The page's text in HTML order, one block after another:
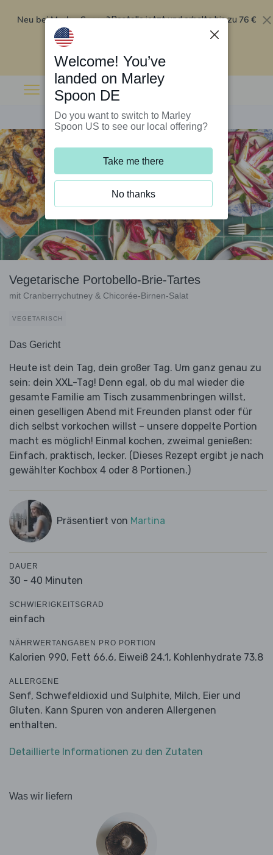
Neu bei Marley Spoon?Bestelle jetzt und erhalte bis zu 76 €
Rabatt auf deine ersten fünf Boxen
Vegetarische Portobello-Brie-Tartes
mit Cranberrychutney & Chicorée-Birnen-Salat
VEGETARISCH
Das Gericht
Heute ist dein Tag, dein großer Tag. Um ganz genau zu
sein: dein XXL-Tag! Denn egal, ob du mal wieder die
gesamte Familie am Tisch zusammenbringen willst,
einen geselligen Abend mit Freunden planst oder für
dich selbst vorkochen willst – unsere doppelte Portion
macht es möglich! Einmal kochen, zweimal genießen:
Einfach, praktisch, lecker. (Dieses Rezept ergibt je nach
gewählter Kochbox 4 oder 8 Portionen.)
Präsentiert von Martina
DAUER
30 - 40 Minuten
SCHWIERIGKEITSGRAD
einfach
NÄHRWERTANGABEN PRO PORTION
Kalorien 990, Fett 66.6, Eiweiß 24.1, Kohlenhydrate 73.8
ALLERGENE
Senf, Schwefeldioxid und Sulphite, Milch, Eier und
Gluten. Kann Spuren von anderen Allergenen
enthalten.
Detaillierte Informationen zu den Zutaten
Was wir liefern
Welcome! You’ve
landed on Marley
Spoon DE
Do you want to switch to Marley
Spoon US to see our local offering?
Take me there
No thanks